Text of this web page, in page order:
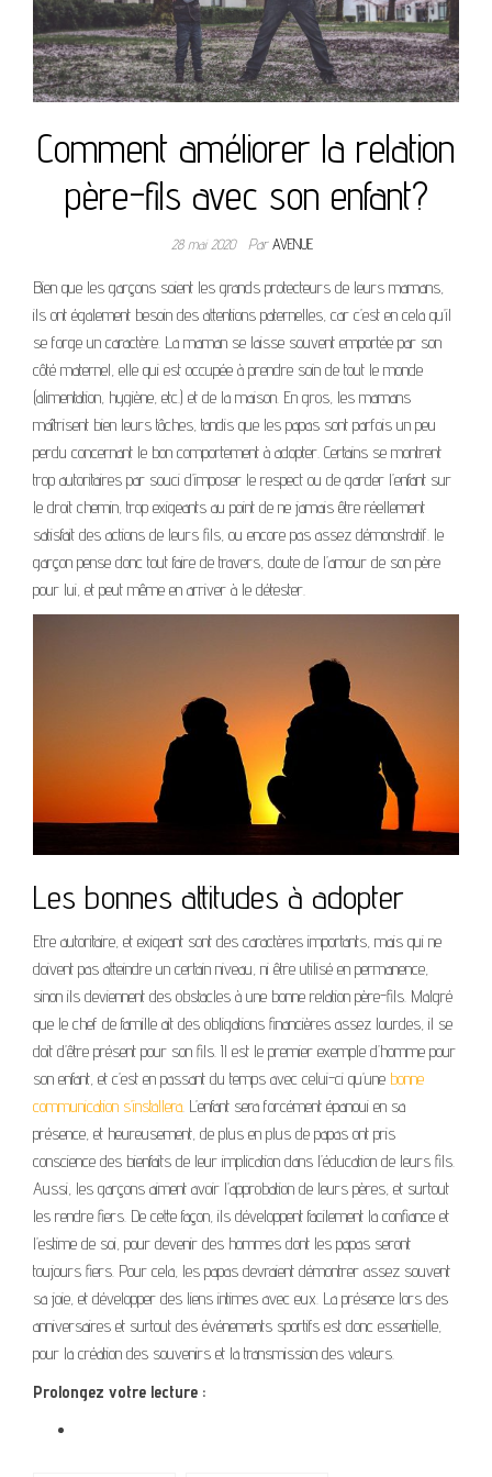
Comment améliorer la relation
père-fils avec son enfant?
28 mai 2020 ParAVENUE
Bien que les garçons soient les grands protecteurs de leurs mamans,
ils ont également besoin des attentions paternelles, car c’est en cela qu’il
se forge un caractère. La maman se laisse souvent emportée par son
côté maternel, elle qui est occupée à prendre soin de tout le monde
(alimentation, hygiène, etc.) et de la maison. En gros, les mamans
maîtrisent bien leurs tâches, tandis que les papas sont parfois un peu
perdu concernant le bon comportement à adopter. Certains se montrent
trop autoritaires par souci d’imposer le respect ou de garder l’enfant sur
le droit chemin, trop exigeants au point de ne jamais être réellement
satisfait des actions de leurs fils, ou encore pas assez démonstratif. le
garçon pense donc tout faire de travers, doute de l’amour de son père
pour lui, et peut même en arriver à le détester.
Les bonnes attitudes à adopter
Etre autoritaire, et exigeant sont des caractères importants, mais qui ne
doivent pas atteindre un certain niveau, ni être utilisé en permanence,
sinon ils deviennent des obstacles à une bonne relation père-fils. Malgré
que le chef de famille ait des obligations financières assez lourdes, il se
doit d’être présent pour son fils. Il est le premier exemple d’homme pour
son enfant, et c’est en passant du temps avec celui-ci qu’une bonne
communication s’installera . L’enfant sera forcément épanoui en sa
présence, et heureusement, de plus en plus de papas ont pris
conscience des bienfaits de leur implication dans l’éducation de leurs fils.
Aussi, les garçons aiment avoir l’approbation de leurs pères, et surtout
les rendre fiers. De cette façon, ils développent facilement la confiance et
l’estime de soi, pour devenir des hommes dont les papas seront
toujours fiers. Pour cela, les papas devraient démontrer assez souvent
sa joie, et développer des liens intimes avec eux. La présence lors des
anniversaires et surtout des événements sportifs est donc essentielle,
pour la création des souvenirs et la transmission des valeurs.
Prolongez votre lecture :